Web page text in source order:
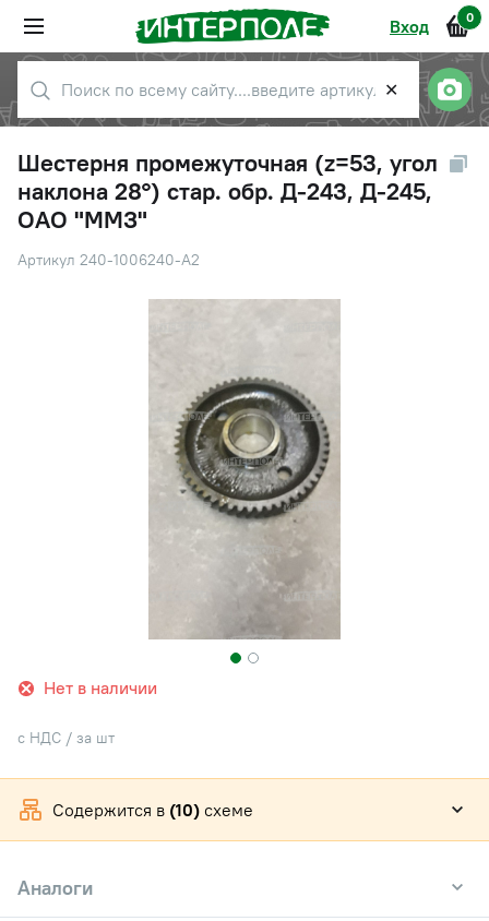
Вход 0
✕
Шестерня промежуточная (z=53, угол
наклона 28°) стар. обр. Д-243, Д-245,
ОАО "ММЗ"
Артикул 240-1006240-А2
Нет в наличии
с НДС / за шт
Содержится в (10) схеме
Аналоги